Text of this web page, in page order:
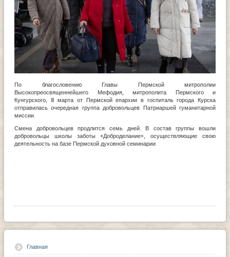
По благословению Главы Пермской митрополии
Высокопреосвященнейшего Мефодия, митрополита Пермского и
Кунгурского, 8 марта от Пермской епархии в госпиталь города Курска
отправилась очередная группа добровольцев Патриаршей гуманитарной
миссии.
Смена добровольцев продлится семь дней. В состав группы вошли
добровольцы школы заботы «Доброделание», осуществляющие свою
деятельность на базе Пермской духовной семинарии.
Главная